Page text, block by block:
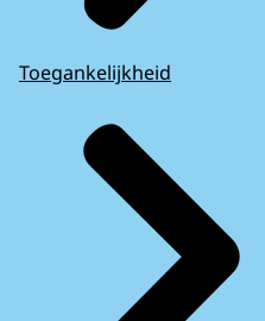
Toegankelijkheid